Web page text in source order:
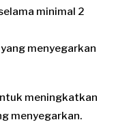
minimal 2
menyegarkan
meningkatkan
menyegarkan.